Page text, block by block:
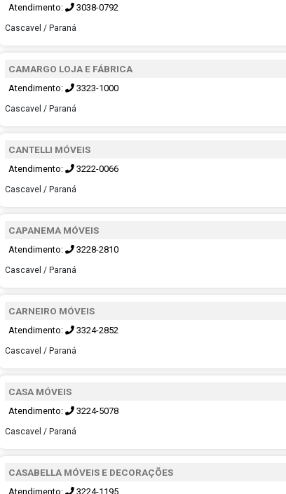
Atendimento: 3038-0792
Cascavel / Paraná
CAMARGO LOJA E FÁBRICA
Atendimento: 3323-1000
Cascavel / Paraná
CANTELLI MÓVEIS
Atendimento: 3222-0066
Cascavel / Paraná
CAPANEMA MÓVEIS
Atendimento: 3228-2810
Cascavel / Paraná
CARNEIRO MÓVEIS
Atendimento: 3324-2852
Cascavel / Paraná
CASA MÓVEIS
Atendimento: 3224-5078
Cascavel / Paraná
CASABELLA MÓVEIS E DECORAÇÕES
Atendimento: 3224-1195